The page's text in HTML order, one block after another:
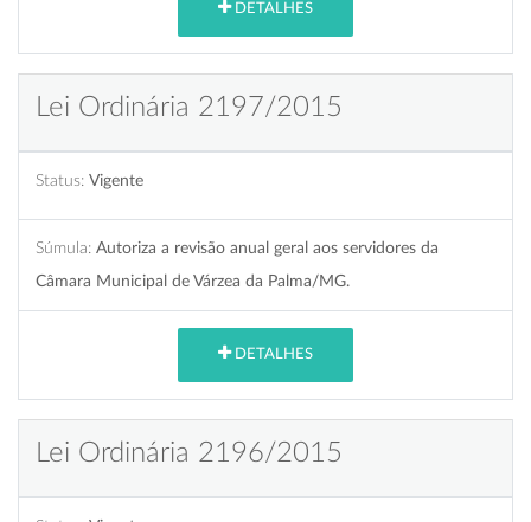
DETALHES
Lei Ordinária 2197/2015
Status: Vigente
Súmula: Autoriza a revisão anual geral aos servidores da
Câmara Municipal de Várzea da Palma/MG.
DETALHES
Lei Ordinária 2196/2015